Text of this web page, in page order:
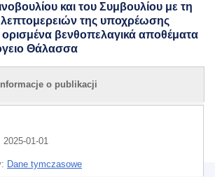
και του Συμβουλίου με τη
λεπτομερειών της υποχρέωσης
βενθοπελαγικά αποθέματα
Θάλασσα
o publikacji
2025-01-01
Dane tymczasowe